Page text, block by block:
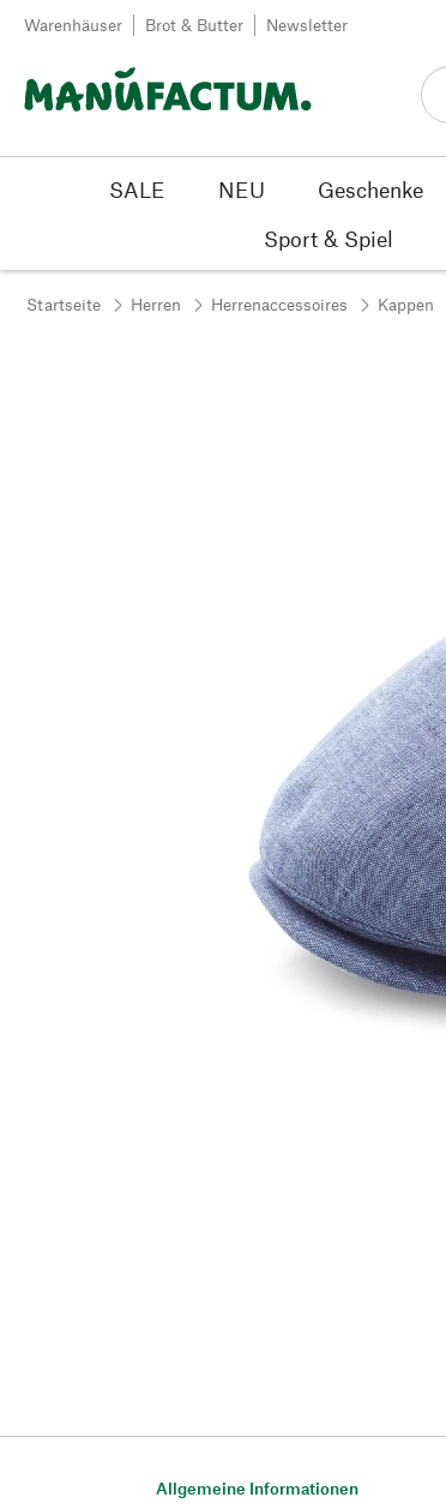
Zum Inhalt springen
Warenhäuser Brot & Butter Newsletter
SALE NEU Geschenke
Sport & Spiel
Startseite Herren Herrenaccessoires Kappen
Allgemeine Informationen